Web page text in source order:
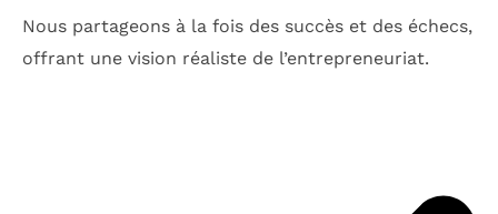
Nous partageons à la fois des succès et des échecs,
offrant une vision réaliste de l’entrepreneuriat.